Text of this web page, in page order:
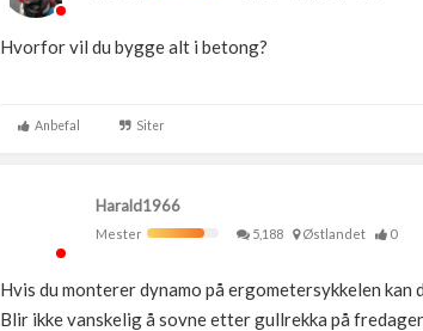
Hvorfor vil du bygge alt i betong?
Anbefal Siter
Harald1966
Mester
5,188 Østlandet 0
Hvis du monterer dynamo på ergometersykkelen
Blir ikke vanskelig å sovne etter gullrekka på